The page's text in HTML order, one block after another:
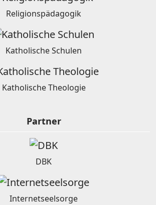
Religionspädagogik
Katholische Schulen
Katholische Theologie
Partner
DBK
Internetseelsorge